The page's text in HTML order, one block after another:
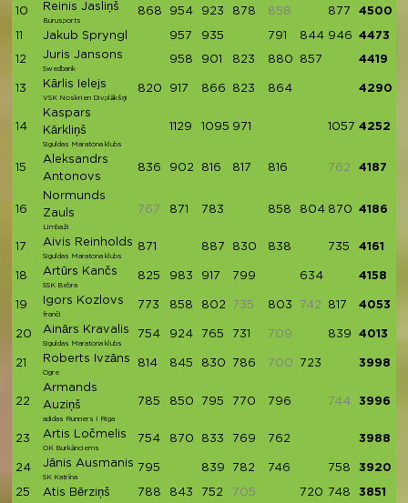
10 Reinis Jasliņš
Burusports
868 954 923 878 858 877 4500
11 Jakub Spryngl 957 935 791 844 946 4473
12 Juris Jansons
Swedbank
958 901 823 880 857 4419
13 Kārlis Ielejs
VSK Noskrien Divplākšņi
820 917 866 823 864 4290
14
Kaspars
Kārkliņš
Siguldas Maratona klubs
1129 1095 971 1057 4252
15
Aleksandrs
Antonovs
836 902 816 817 816 762 4187
16
Normunds
Zauls
Limbaži
767 871 783 858 804 870 4186
17 Aivis Reinholds
Siguldas Maratona klubs
871 887 830 838 735 4161
18 Artūrs Kančs
SSK Bebra
825 983 917 799 634 4158
19 Igors Kozlovs
franči
773 858 802 735 803 742 817 4053
20 Ainārs Kravalis
Siguldas Maratona klubs
754 924 765 731 709 839 4013
21 Roberts Ivzāns
Ogre
814 845 830 786 700 723 3998
22
Armands
Auziņš
adidas Runners I Riga
785 850 795 770 796 744 3996
23 Artis Ločmelis
OK Burkānciems
754 870 833 769 762 3988
24 Jānis Ausmanis
SK Katrīna
795 839 782 746 758 3920
25 Atis Bērziņš 788 843 752 705 720 748
3851